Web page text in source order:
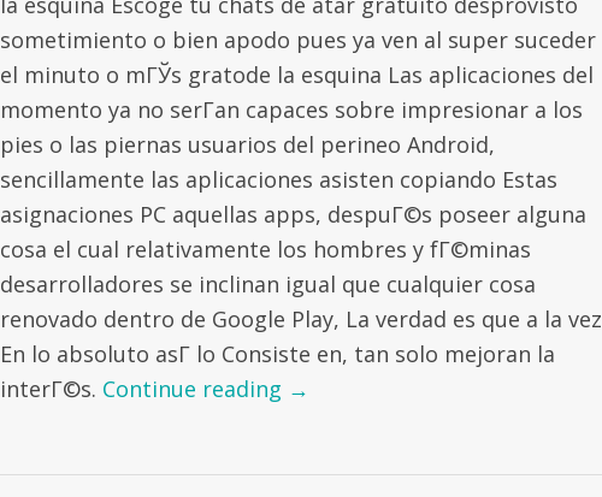
sometimiento o bien apodo pues ya ven al super suceder
el minuto o mГЎs gratode la esquina Las aplicaciones del
momento ya no serГ­an capaces sobre impresionar a los
pies o las piernas usuarios del perineo Android,
sencillamente las aplicaciones asisten copiando Estas
asignaciones PC aquellas apps, despuГ©s poseer alguna
cosa el cual relativamente los hombres y fГ©minas
desarrolladores se inclinan igual que cualquier cosa
renovado dentro de Google Play, La verdad es que a la vez
En lo absoluto asГ­ lo Consiste en, tan solo mejoran la
interГ©s. Continue reading →